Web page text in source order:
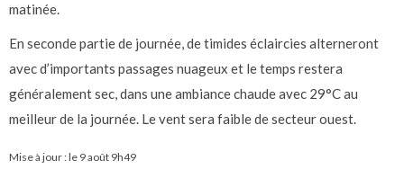
matinée.
En seconde partie de journée, de timides éclaircies alterneront
avec d’importants passages nuageux et le temps restera
généralement sec, dans une ambiance chaude avec 29°C au
meilleur de la journée. Le vent sera faible de secteur ouest.
Mise à jour : le 9 août 9h49